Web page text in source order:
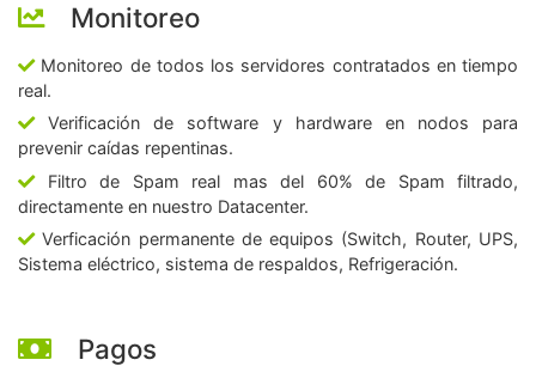
Monitoreo
Monitoreo de todos los servidores contratados en tiempo
real.
Verificación de software y hardware en nodos para
prevenir caídas repentinas.
Filtro de Spam real mas del 60% de Spam filtrado,
directamente en nuestro Datacenter.
Verficación permanente de equipos (Switch, Router, UPS,
Sistema eléctrico, sistema de respaldos, Refrigeración.
Pagos